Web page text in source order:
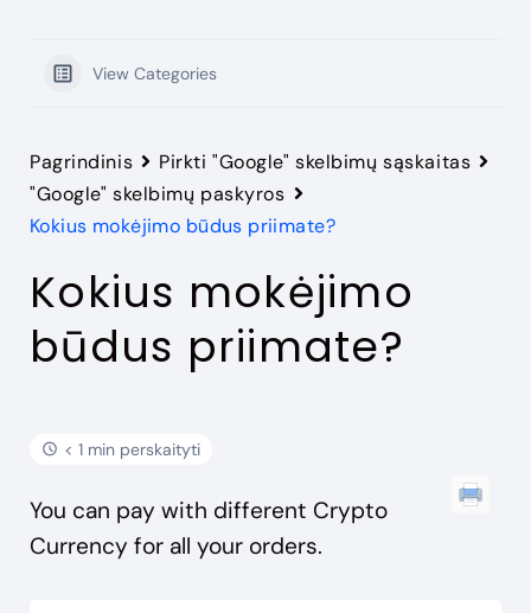
View Categories
Pagrindinis
Pirkti "Google" skelbimų sąskaitas
"Google" skelbimų paskyros
Kokius mokėjimo būdus priimate?
Kokius mokėjimo
būdus priimate?
< 1 min perskaityti
You can pay with different Crypto
Currency for all your orders.